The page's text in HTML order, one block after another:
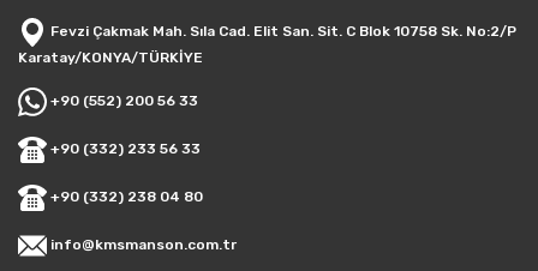
Fevzi Çakmak Mah. Sıla Cad. Elit San. Sit. C Blok 10758 Sk. No:2/P
Karatay/KONYA/TÜRKİYE
+90 (552) 200 56 33
+90 (332) 233 56 33
+90 (332) 238 04 80
info@kmsmanson.com.tr